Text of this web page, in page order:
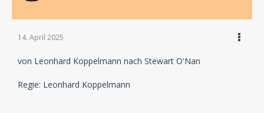
14. April 2025
von Leonhard Koppelmann nach Stewart O'Nan
Regie: Leonhard Koppelmann